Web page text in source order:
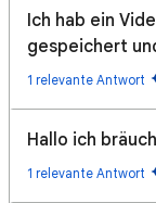
Ich hab ein
gespeichert
1 relevante Antwort
Hallo ich
1 relevante Antwort